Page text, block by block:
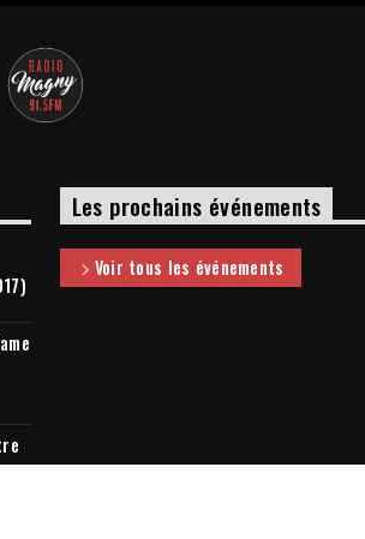
Les prochains événements
Voir tous les événements